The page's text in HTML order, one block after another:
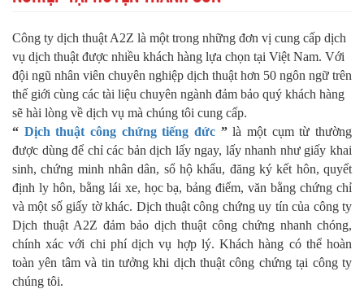
Công ty dịch thuật A2Z là một trong những đơn vị cung cấp dịch
vụ dịch thuật được nhiều khách hàng lựa chọn tại Việt Nam. Với
đội ngũ nhân viên chuyên nghiệp dịch thuật hơn 50 ngôn ngữ trên
thế giới cùng các tài liệu chuyên ngành đảm bảo quý khách hàng
sẽ hài lòng về dịch vụ mà chúng tôi cung cấp.
“ Dịch thuật công chứng tiếng đức ”là một cụm từ thường
được dùng để chỉ các bản dịch lấy ngay, lấy nhanh như giấy khai
sinh, chứng minh nhân dân, sổ hộ khẩu, đăng ký kết hôn, quyết
định ly hôn, bằng lái xe, học bạ, bảng điểm, văn bằng chứng chỉ
và một số giấy tờ khác. Dịch thuật công chứng uy tín của công ty
Dịch thuật A2Z đảm bảo dịch thuật công chứng nhanh chóng,
chính xác với chi phí dịch vụ hợp lý. Khách hàng có thể hoàn
toàn yên tâm và tin tưởng khi dịch thuật công chứng tại công ty
chúng tôi.